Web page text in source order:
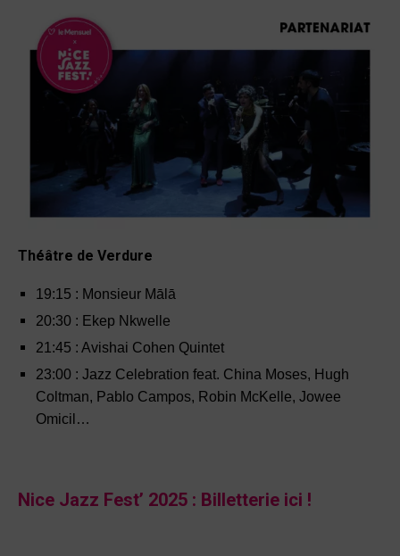
Théâtre de Verdure
19:15 : Monsieur Mālā
20:30 : Ekep Nkwelle
21 :45 : Avishai Cohen Quintet
23:00 : Jazz Celebration feat. China Moses, Hugh
Coltman, Pablo Campos, Robin McKelle, Jowee
Omicil…
Nice Jazz Fest’ 2025 : Billetterie ici !